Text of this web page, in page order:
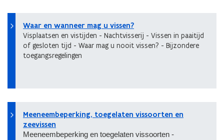
Waar en wanneer mag u vissen?
Visplaatsen en vistijden - Nachtvisserij - Vissen in paaitijd
of gesloten tijd - Waar mag u nooit vissen? - Bijzondere
toegangsregelingen
Meeneembeperking, toegelaten vissoorten en
zeevissen
Meeneembeperking en toegelaten vissoorten -